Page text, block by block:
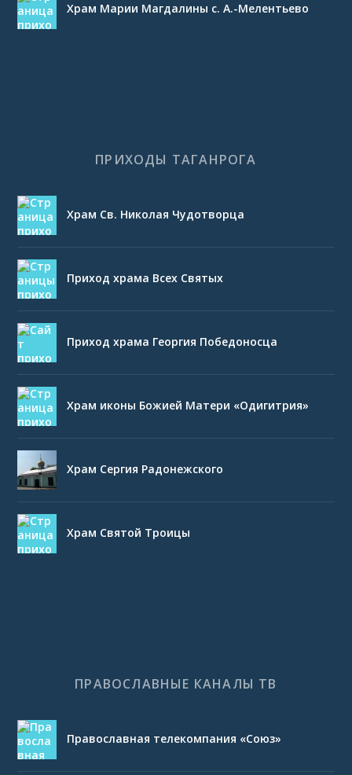
Храм Марии Магдалины с. А.-Мелентьево
ПРИХОДЫ ТАГАНРОГА
Храм Св. Николая Чудотворца
Приход храма Всех Святых
Приход храма Георгия Победоносца
Храм иконы Божией Матери «Одигитрия»
Храм Сергия Радонежского
Храм Святой Троицы
ПРАВОСЛАВНЫЕ КАНАЛЫ ТВ
Православная телекомпания «Союз»